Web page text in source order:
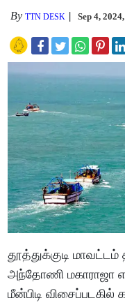
ByTTN DESK Sep 4,
தூத்துக்குடி
அந்தோணி மகாராஜா
மீன்பிடி